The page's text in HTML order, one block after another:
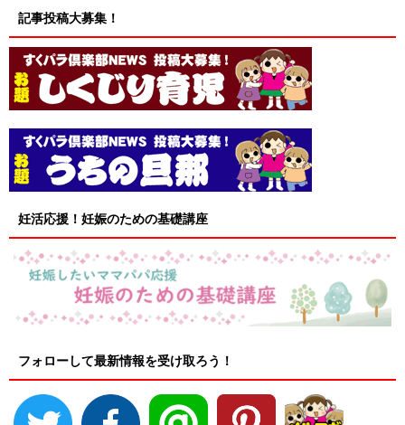
記事投稿大募集！
妊活応援！妊娠のための基礎講座
フォローして最新情報を受け取ろう！